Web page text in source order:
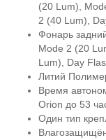
(20 Lum),
2 (40 Lum),
Фонарь
Mode 2 (20
Lum), Day
Литий
Время
Orion до 53
Один тип